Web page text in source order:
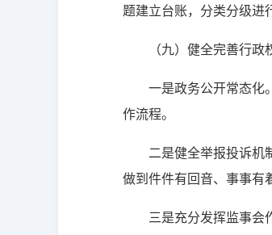
题建立台账，分类分级进
（九）健全完善行
一是政务公开常态化
作流程。
二是健全举报投诉机
做到件件有回音、事事有
三是充分发挥监事会